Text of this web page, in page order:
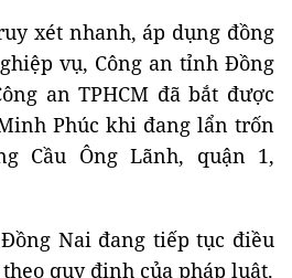
xét nhanh, áp dụng đồng
vụ, Công an tỉnh Đồng
an TPHCM đã bắt được
Phúc khi đang lẩn trốn
Cầu Ông Lãnh, quận 1,
Nai đang tiếp tục điều
quy định của pháp luật.